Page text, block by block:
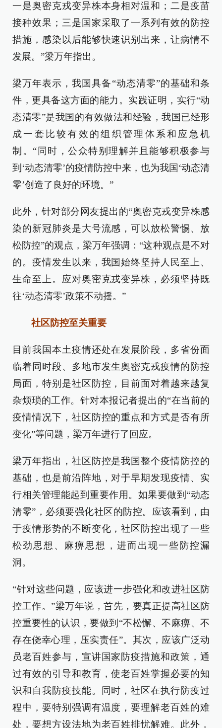
一是奥密克戎变异株本身相对温和；二是疫苗
接种效果；三是国家采取了一系列有效的防控
措施，感染以后能够快速识别出来，让病情不
发展。”梁万年指出。
梁万年表示，我国具备“动态清零”的基础和条
件，更具备这方面的能力。实践证明，实行“动
态清零”是我国的有效做法和经验，我国已经形
成一套比较有效的组织管理体系和应急机
制。“同时，公众特别理解并且能够积极参与
到‘动态清零’的疫情防控中来，也为我国‘动态清
零’创造了良好的环境。”
此外，针对部分网友提出的“奥密克戎变异株感
染的新冠肺炎是大号流感，可以放松警惕、放
松防控”的观点，梁万年强调：“这种观点是不对
的。疫情发生以来，我国始终坚持人民至上、
生命至上。应对奥密克戎变异株，必须坚持既
往‘动态清零’政策不动摇。”
社区防控至关重要
目前我国本土疫情还处在发展阶段，多省份面
临着同时段、多地市发生奥密克戎疫情的防控
局面，特别是社区防控，目前面对着越来越复
杂烦琐的工作。针对本报记者提出的“在当前的
疫情情况下，社区防控的重点和方式是否有所
变化”等问题，梁万年进行了回应。
梁万年指出，社区防控是我国整个疫情防控的
基础，也是前沿阵地，对于早期发现疫情、实
行相关管理能起到重要作用。如果要做到“动态
清零”，必须要强化社区的防控。应该看到，由
于疫情形势的不断变化，社区防控出现了一些
松劲思想、麻痹思想，进而出现一些防控漏
洞。
“针对这些问题，应该进一步强化和改进社区防
控工作。”梁万年说，首先，要真正提高社区防
控重要性的认识，要做到“不松懈、不麻痹、不
存在侥幸心理，压实责任”。其次，应该广泛动
员老百姓参与，宣讲国家防疫措施和政策，通
过有效的引导和教育，使老百姓掌握必要的知
识和自我防疫技能。同时，社区在执行防疫过
程中，要特别强调有温度，要理解老百姓的难
处，要想方设法地为老百姓排忧解难。此外，